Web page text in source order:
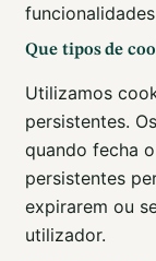
Que tipos de
Utilizamos
persistentes.
quando fecha
persistentes
expirarem ou
utilizador.